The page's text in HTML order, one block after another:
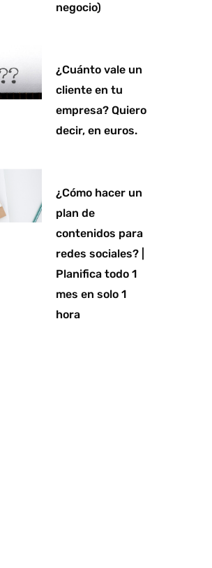
negocio)
¿Cuánto vale un
cliente en tu
empresa? Quiero
decir, en euros.
¿Cómo hacer un
plan de
contenidos para
redes sociales? |
Planifica todo 1
mes en solo 1
hora